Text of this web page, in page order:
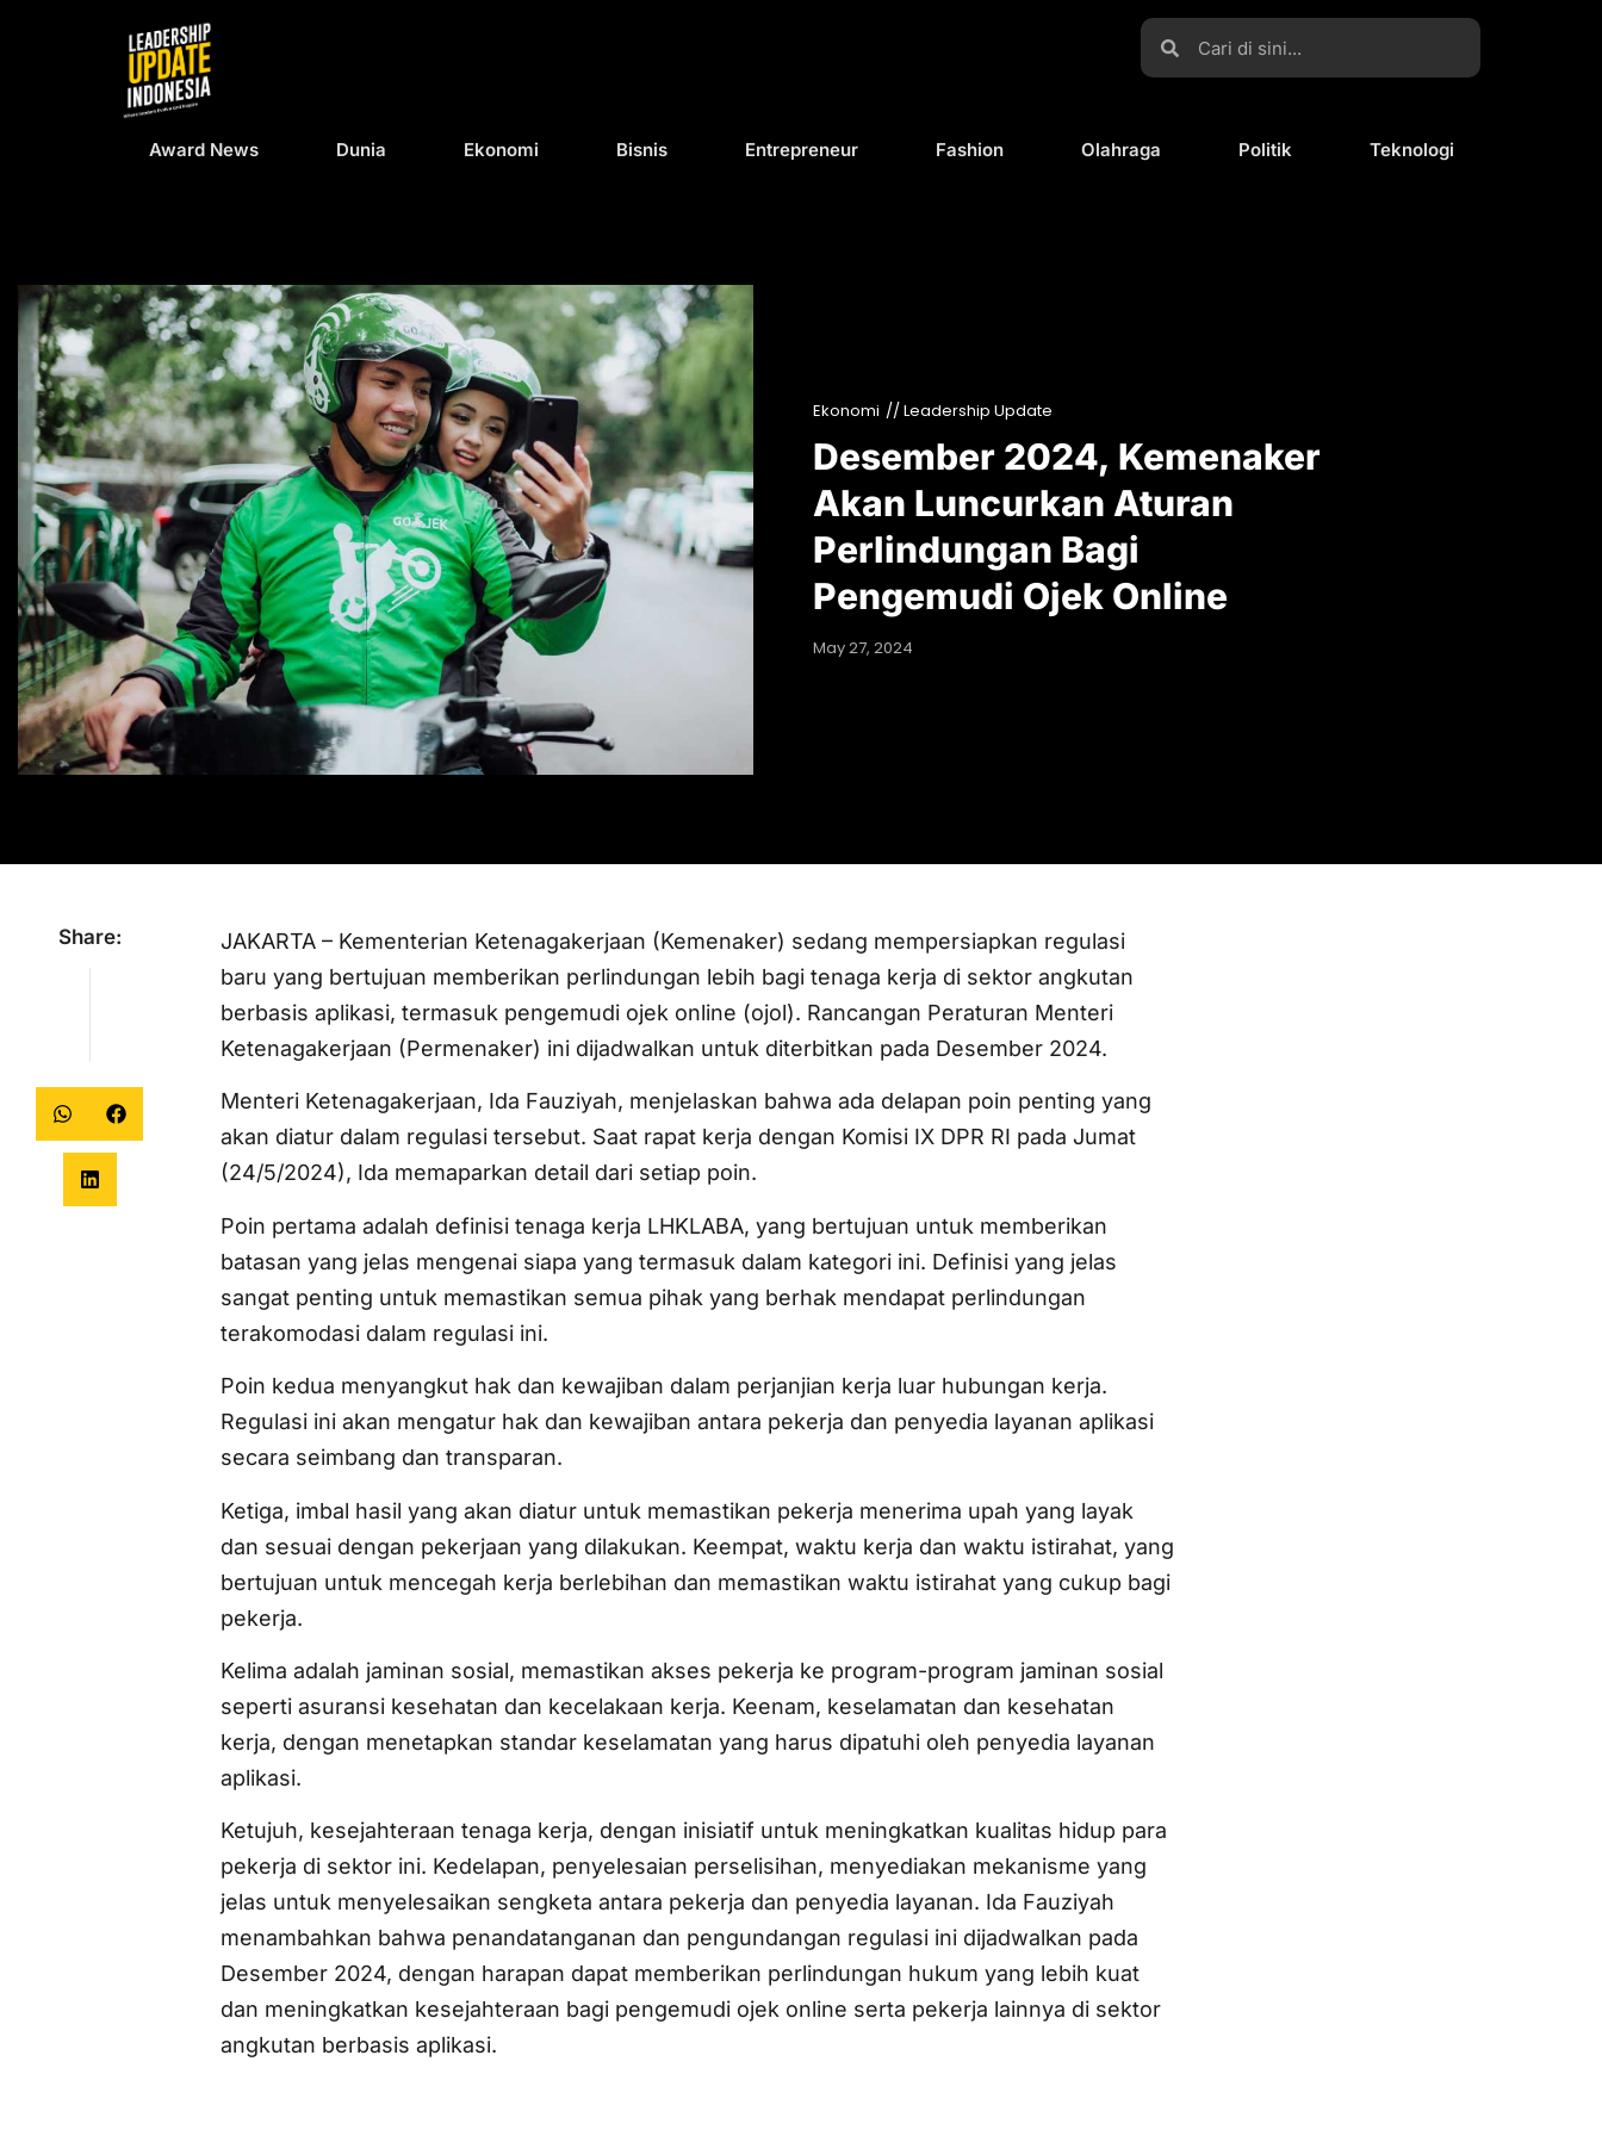
Award News Dunia Ekonomi Bisnis Entrepreneur Fashion Olahraga Politik Teknologi
Ekonomi // Leadership Update
Desember 2024, Kemenaker
Akan Luncurkan Aturan
Perlindungan Bagi
Pengemudi Ojek Online
May 27, 2024
Share:
JAKARTA – Kementerian Ketenagakerjaan (Kemenaker) sedang mempersiapkan regulasi
baru yang bertujuan memberikan perlindungan lebih bagi tenaga kerja di sektor angkutan
berbasis aplikasi, termasuk pengemudi ojek online (ojol). Rancangan Peraturan Menteri
Ketenagakerjaan (Permenaker) ini dijadwalkan untuk diterbitkan pada Desember 2024.
Menteri Ketenagakerjaan, Ida Fauziyah, menjelaskan bahwa ada delapan poin penting yang
akan diatur dalam regulasi tersebut. Saat rapat kerja dengan Komisi IX DPR RI pada Jumat
(24/5/2024), Ida memaparkan detail dari setiap poin.
Poin pertama adalah definisi tenaga kerja LHKLABA, yang bertujuan untuk memberikan
batasan yang jelas mengenai siapa yang termasuk dalam kategori ini. Definisi yang jelas
sangat penting untuk memastikan semua pihak yang berhak mendapat perlindungan
terakomodasi dalam regulasi ini.
Poin kedua menyangkut hak dan kewajiban dalam perjanjian kerja luar hubungan kerja.
Regulasi ini akan mengatur hak dan kewajiban antara pekerja dan penyedia layanan aplikasi
secara seimbang dan transparan.
Ketiga, imbal hasil yang akan diatur untuk memastikan pekerja menerima upah yang layak
dan sesuai dengan pekerjaan yang dilakukan. Keempat, waktu kerja dan waktu istirahat, yang
bertujuan untuk mencegah kerja berlebihan dan memastikan waktu istirahat yang cukup bagi
pekerja.
Kelima adalah jaminan sosial, memastikan akses pekerja ke program-program jaminan sosial
seperti asuransi kesehatan dan kecelakaan kerja. Keenam, keselamatan dan kesehatan
kerja, dengan menetapkan standar keselamatan yang harus dipatuhi oleh penyedia layanan
aplikasi.
Ketujuh, kesejahteraan tenaga kerja, dengan inisiatif untuk meningkatkan kualitas hidup para
pekerja di sektor ini. Kedelapan, penyelesaian perselisihan, menyediakan mekanisme yang
jelas untuk menyelesaikan sengketa antara pekerja dan penyedia layanan. Ida Fauziyah
menambahkan bahwa penandatanganan dan pengundangan regulasi ini dijadwalkan pada
Desember 2024, dengan harapan dapat memberikan perlindungan hukum yang lebih kuat
dan meningkatkan kesejahteraan bagi pengemudi ojek online serta pekerja lainnya di sektor
angkutan berbasis aplikasi.